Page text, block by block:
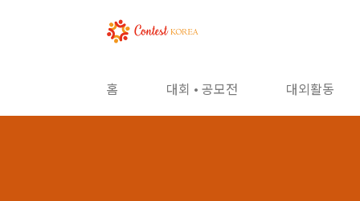
홈 대회 • 공모전 대외활동